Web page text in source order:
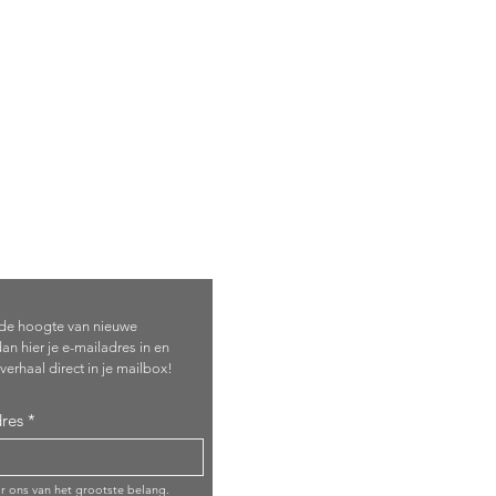
hoogte van nieuwe
hier je e-mailadres in en
direct in je mailbox!
ons van het grootste belang.